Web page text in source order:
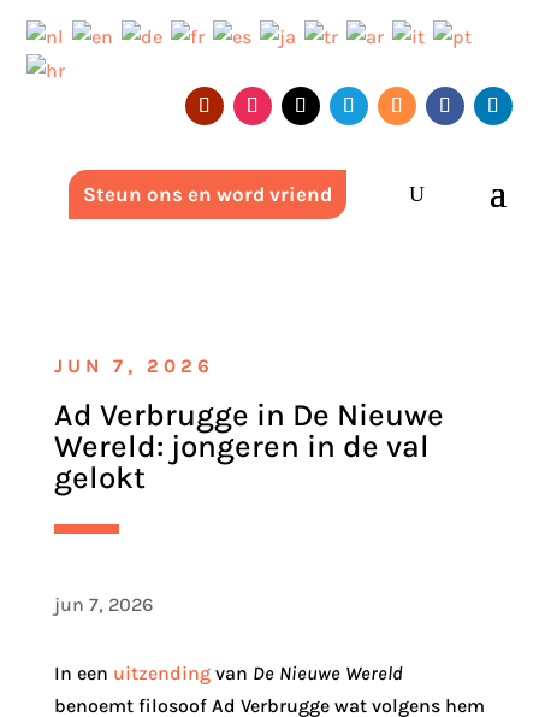
Steun ons en word vriend
JUN 7, 2026
Ad Verbrugge in De Nieuwe
Wereld: jongeren in de val
gelokt
jun 7, 2026
In een uitzendingvan De Nieuwe Wereld
benoemt filosoof Ad Verbrugge wat volgens hem